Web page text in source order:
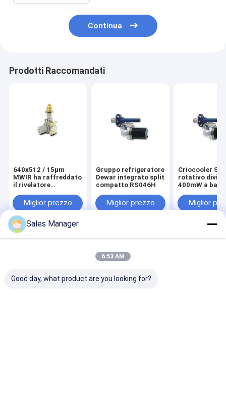
Continua
Prodotti Raccomandati
640x512 / 15μm
MWIR ha raffreddato
il rivelatore
Miglior prezzo
Gruppo refrigeratore
Dewar integrato split
compatto RS046H
Miglior prezzo
Criocooler
rotativo diviso
400mW a
Miglior
Casa Circa noi Contattaci
Desktop Site
Mappa del sito
Privacy Policy
All Rights Reserved.
Sales Manager
6:53 AM
Good day, what product are you looking for?